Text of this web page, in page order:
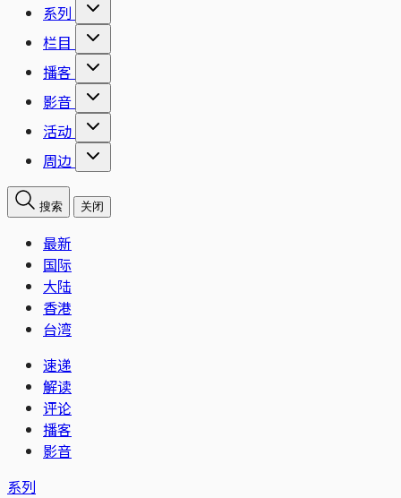
系列
栏目
播客
影音
活动
周边
搜索 关闭
最新
国际
大陆
香港
台湾
速递
解读
评论
播客
影音
系列